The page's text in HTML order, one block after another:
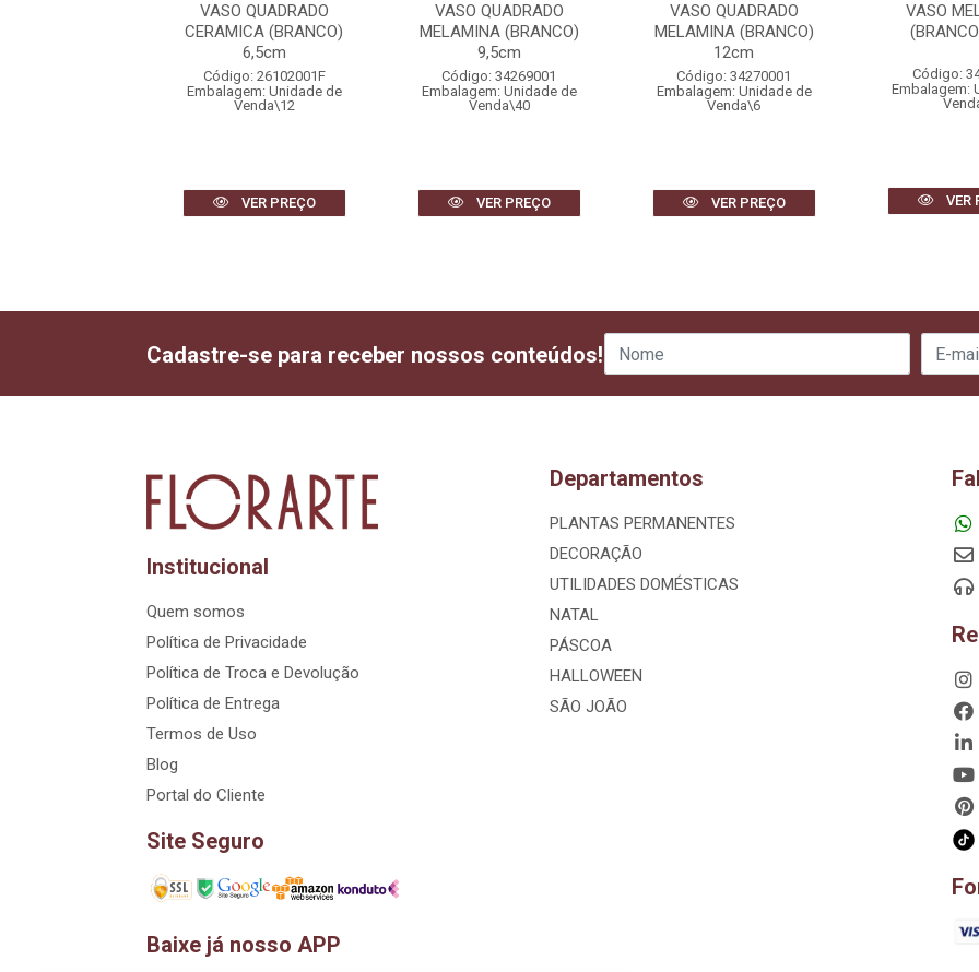
VASO QUADRADO
CERAMICA (BRANCO)
6,5cm
Código: 26102001F
Embalagem: Unidade de
Venda\12
VER PREÇO
VASO QUADRADO
MELAMINA (BRANCO)
9,5cm
Código: 34269001
Embalagem: Unidade de
Venda\40
VER PREÇO
VASO QUADRADO
MELAMINA (BRANCO)
12cm
Código: 34270001
Embalagem: Unidade de
Venda\6
VER PREÇO
VASO
Código:
Embalagem:
VER
Cadastre-se para receber nossos conteúdos!
Institucional
Quem somos
Política de Privacidade
Política de Troca e Devolução
Política de Entrega
Termos de Uso
Blog
Portal do Cliente
Site Seguro
Baixe já nosso APP
Departamentos
PLANTAS PERMANENTES
DECORAÇÃO
UTILIDADES DOMÉSTICAS
NATAL
PÁSCOA
HALLOWEEN
SÃO JOÃO